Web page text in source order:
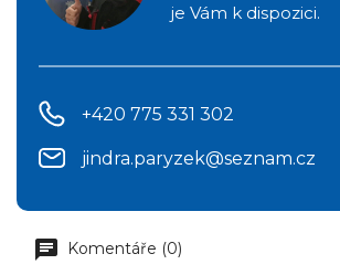
je Vám k dispozici.
+420 775 331 302
jindra.paryzek@seznam.cz
Komentáře (0)